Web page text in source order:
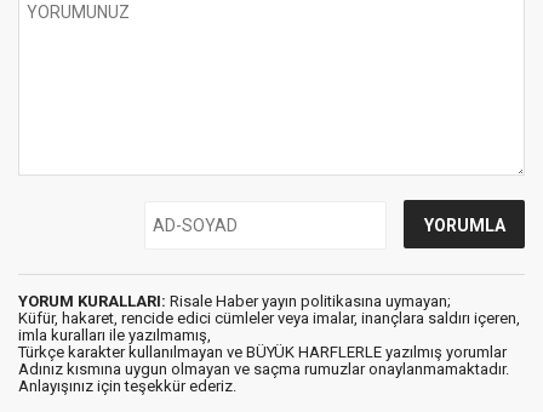
YORUM KURALLARI: Risale Haber yayın politikasına uymayan;
Küfür, hakaret, rencide edici cümleler veya imalar, inançlara saldırı içeren,
imla kuralları ile yazılmamış,
Türkçe karakter kullanılmayan ve BÜYÜK HARFLERLE yazılmış yorumlar
Adınız kısmına uygun olmayan ve saçma rumuzlar onaylanmamaktadır.
Anlayışınız için teşekkür ederiz.